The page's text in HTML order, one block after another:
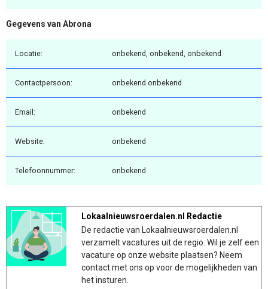
Gegevens van Abrona
Locatie: onbekend, onbekend, onbekend
Contactpersoon: onbekend onbekend
Email: onbekend
Website: onbekend
Telefoonnummer: onbekend
Lokaalnieuwsroerdalen.nl Redactie
De redactie van Lokaalnieuwsroerdalen.nl
verzamelt vacatures uit de regio. Wil je zelf een
vacature op onze website plaatsen? Neem
contact met ons op voor de mogelijkheden van
het insturen.